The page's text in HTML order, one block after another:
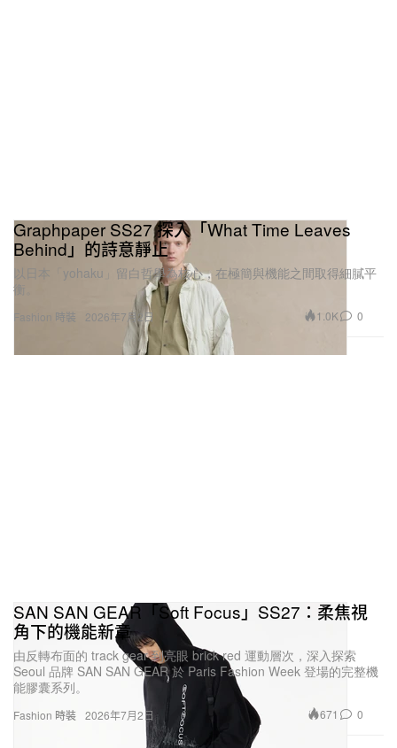
Fashion 時裝
Graphpaper SS27 探入「What Time Leaves
Behind」的詩意靜止
以日本「yohaku」留白哲學為核心，在極簡與機能之間取得細膩平
衡。
2026年7月2日 1.0K 0
Fashion 時裝
SAN SAN GEAR「Soft Focus」SS27：柔焦視
角下的機能新章
由反轉布面的 track gear 到亮眼 brick red 運動層次，深入探索
Seoul 品牌 SAN SAN GEAR 於 Paris Fashion Week 登場的完整機
能膠囊系列。
2026年7月2日 671 0